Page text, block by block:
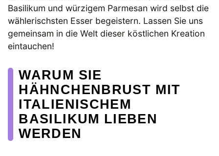
Basilikum und würzigem Parmesan wird selbst die
wählerischsten Esser begeistern. Lassen Sie uns
gemeinsam in die Welt dieser köstlichen Kreation
eintauchen!
WARUM SIE
HÄHNCHENBRUST MIT
ITALIENISCHEM
BASILIKUM LIEBEN
WERDEN